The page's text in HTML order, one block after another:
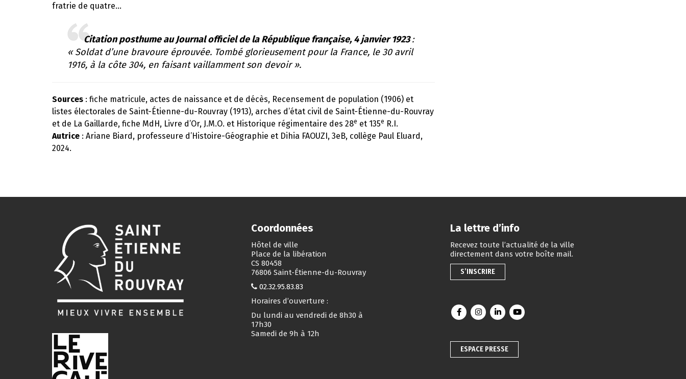
fratrie de quatre…
Citation posthume au Journal officiel de la République française, 4 janvier 1923:
« Soldat d’une bravoure éprouvée. Tombé glorieusement pour la France, le 30 avril
1916, à la côte 304, en faisant vaillamment son devoir ».
Sources : fiche matricule, actes de naissance et de décès, Recensement de population (1906) et
listes électorales de Saint-Étienne-du-Rouvray (1913), arches d’état civil de Saint-Étienne-du-Rouvray
et de La Gaillarde, fiche MdH, Livre d’Or, J.M.O. et Historique régimentaire des 28e et 135e R.I.
Autrice : Ariane Biard, professeure d’Histoire-Géographie et Dihia FAOUZI, 3eB, collège Paul Eluard,
2024.
Coordonnées
Hôtel de ville
Place de la libération
CS 80458
76806 Saint-Étienne-du-Rouvray
02.32.95.83.83
Horaires d’ouverture :
Du lundi au vendredi de 8h30 à
17h30
Samedi de 9h à 12h
La lettre d’info
Recevez toute l’actualité de la ville
directement dans votre boîte mail.
S’INSCRIRE
Lien vers le compte Facebook
Lien vers le compte Instagram
Lien vers le compte Linkedin
Lien vers la chaîne Youtube
ESPACE PRESSE